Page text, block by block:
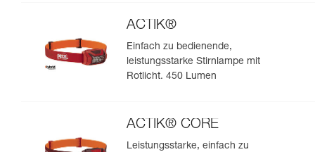
ACTIK®
Einfach zu bedienende,
leistungsstarke Stirnlampe mit
Rotlicht. 450 Lumen
ACTIK® CORE
Leistungsstarke, einfach zu